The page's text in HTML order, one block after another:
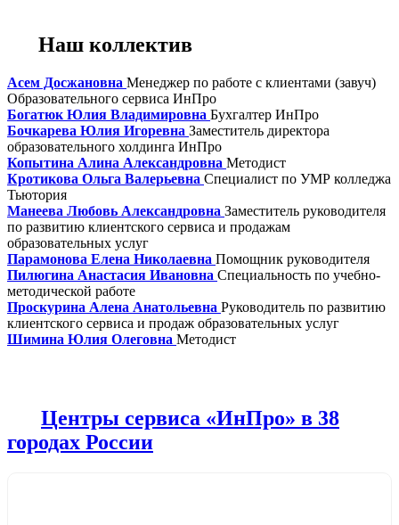
Наш коллектив
Асем Досжановна Менеджер по работе с клиентами (завуч)
Образовательного сервиса ИнПро
Богатюк Юлия Владимировна Бухгалтер ИнПро
Бочкарева Юлия Игоревна Заместитель директора
образовательного холдинга ИнПро
Копытина Алина Александровна Методист
Кротикова Ольга Валерьевна Специалист по УМР колледжа
Тьютория
Манеева Любовь Александровна Заместитель руководителя
по развитию клиентского сервиса и продажам
образовательных услуг
Парамонова Елена Николаевна Помощник руководителя
Пилюгина Анастасия Ивановна Специальность по учебно-
методической работе
Проскурина Алена Анатольевна Руководитель по развитию
клиентского сервиса и продаж образовательных услуг
Шимина Юлия Олеговна Методист
Центры сервиса «ИнПро» в 38
городах России